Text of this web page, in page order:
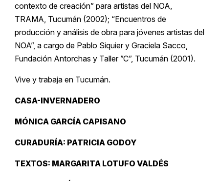
contexto de creación” para artistas del NOA,
TRAMA, Tucumán (2002); “Encuentros de
producción y análisis de obra para jóvenes artistas del
NOA”, a cargo de Pablo Siquier y Graciela Sacco,
Fundación Antorchas y Taller ”C”, Tucumán (2001).
Vive y trabaja en Tucumán.
CASA-INVERNADERO
MÓNICA GARCÍA CAPISANO
CURADURÍA: PATRICIA GODOY
TEXTOS: MARGARITA LOTUFO VALDÉS